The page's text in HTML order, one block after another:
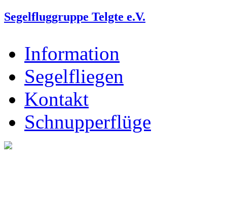
Segelfluggruppe Telgte e.V.
Information
Segelfliegen
Kontakt
Schnupperflüge